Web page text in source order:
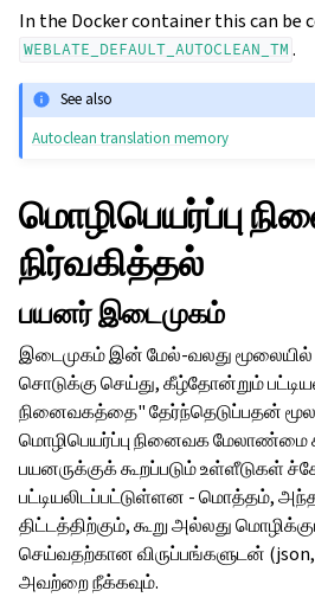
In the Docker container this can be
WEBLATE_DEFAULT_AUTOCLEAN_TM .
See also
Autoclean translation memory
மொழிபெயர்ப்பு
நிர்வகித்தல்
பயனர் இடைமுகம்
இடைமுகம் இன் மேல்-வலது
சொடுக்கு செய்து, கீழ்தோன்றும்
நினைவகத்தை" தேர்ந்தெடுப்பதன்
மொழிபெயர்ப்பு நினைவக மேலாண்மை
பயனருக்குக் கூறப்படும் உள்ளீடுகள்
பட்டியலிடப்பட்டுள்ளன - மொத்தம்,
திட்டத்திற்கும், கூறு அல்லது
செய்வதற்கான விருப்பங்களுடன்
அவற்றை நீக்கவும்.